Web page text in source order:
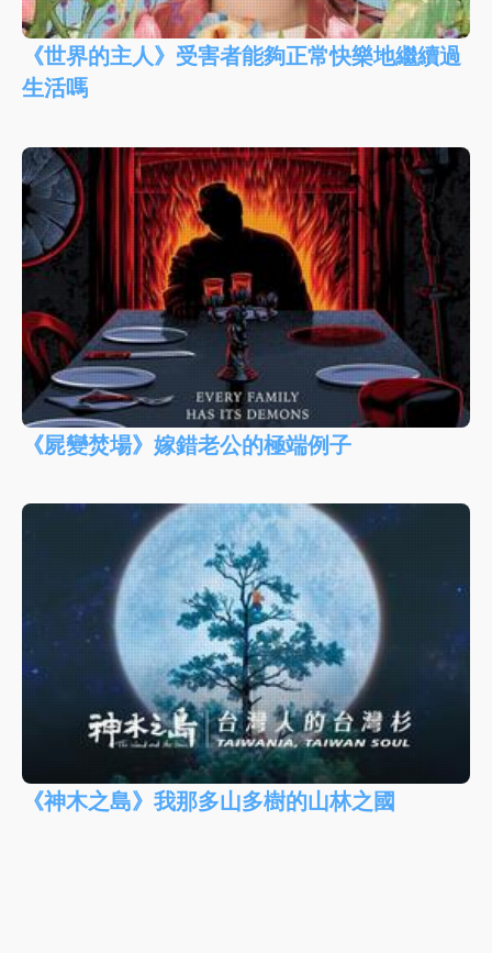
《世界的主人》受害者能夠正常快樂地繼續過
生活嗎
《屍變焚場》嫁錯老公的極端例子
《神木之島》我那多山多樹的山林之國